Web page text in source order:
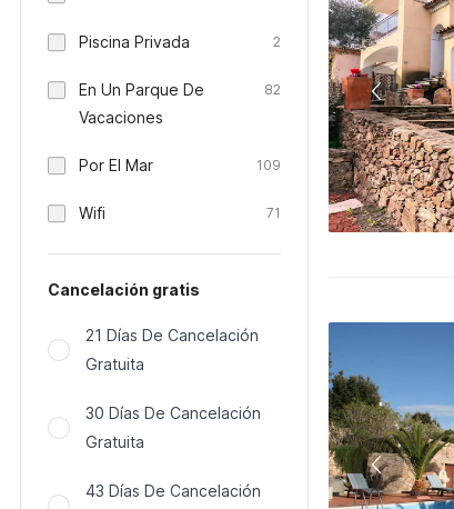
Piscina Privada 2
En Un Parque De
Vacaciones
82
Por El Mar 109
Wifi 71
Cancelación gratis
21 Días De Cancelación
Gratuita
30 Días De Cancelación
Gratuita
43 Días De Cancelación